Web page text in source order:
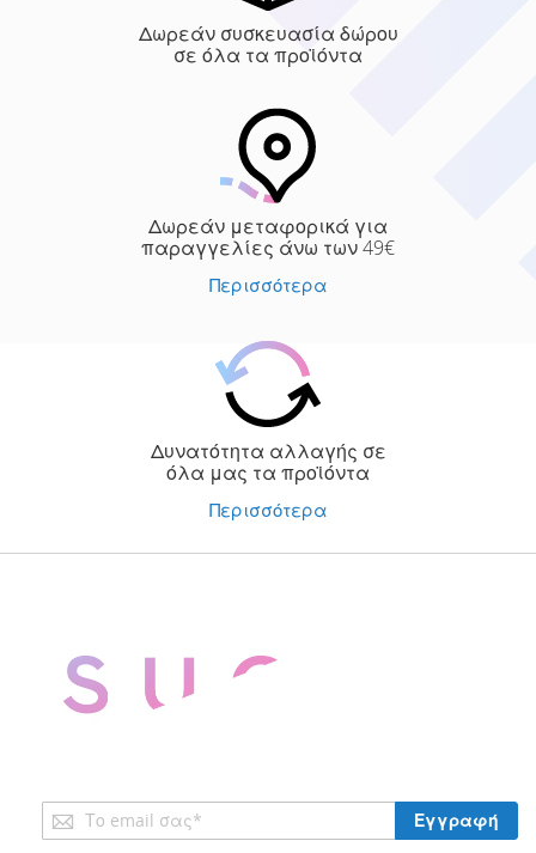
Δωρεάν συσκευασία δώρου
σε όλα τα προϊόντα
Δωρεάν μεταφορικά για
παραγγελίες άνω των 49€
Περισσότερα
Δυνατότητα αλλαγής σε
όλα μας τα προϊόντα
Περισσότερα
Εγγραφή
στο
Εγγραφή